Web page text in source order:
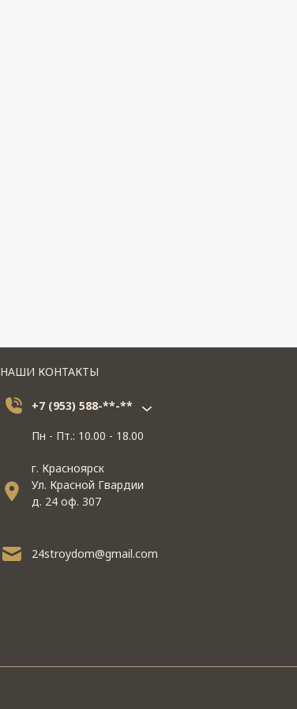
НАШИ КОНТАКТЫ
+7 (953) 588-**-**
Пн - Пт.: 10.00 - 18.00
г. Красноярск
Ул. Красной Гвардии
д. 24 оф. 307
24stroydom@gmail.com